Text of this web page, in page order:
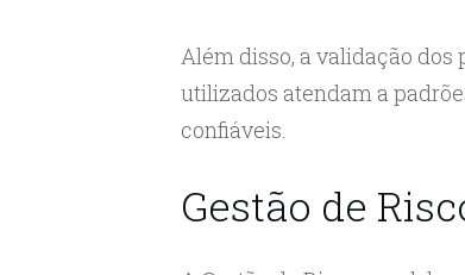
Além disso, a validação dos
utilizados atendam a
confiáveis.
Gestão de